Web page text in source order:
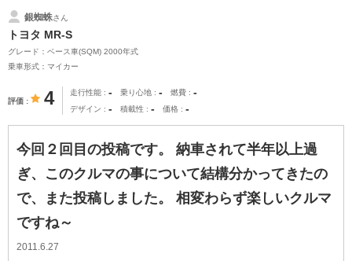
銀蜘蛛さん
トヨタ MR-S
グレード：ベース車(SQM) 2000年式
乗車形式：マイカー
評価 4 走行性能 - 乗り心地 - 燃費 -
デザイン - 積載性 - 価格 -
今回２回目の投稿です。 納車されて半年以上過
ぎ、このクルマの事について結構分かってきたの
で、また投稿しました。 相変わらず楽しいクルマ
ですね～
2011.6.27